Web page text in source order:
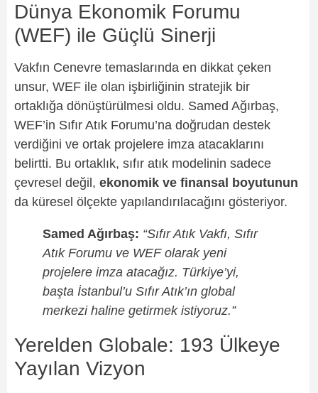
Dünya Ekonomik Forumu
(WEF) ile Güçlü Sinerji
Vakfın Cenevre temaslarında en dikkat çeken
unsur, WEF ile olan işbirliğinin stratejik bir
ortaklığa dönüştürülmesi oldu. Samed Ağırbaş,
WEF’in Sıfır Atık Forumu’na doğrudan destek
verdiğini ve ortak projelere imza atacaklarını
belirtti. Bu ortaklık, sıfır atık modelinin sadece
çevresel değil, ekonomik ve finansal boyutunun
da küresel ölçekte yapılandırılacağını gösteriyor.
Samed Ağırbaş: “Sıfır Atık Vakfı, Sıfır
Atık Forumu ve WEF olarak yeni
projelere imza atacağız. Türkiye’yi,
başta İstanbul’u Sıfır Atık’ın global
merkezi haline getirmek istiyoruz.”
Yerelden Globale: 193 Ülkeye
Yayılan Vizyon